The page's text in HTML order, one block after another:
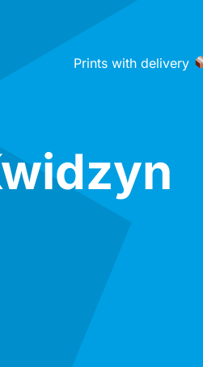
Prints with delivery